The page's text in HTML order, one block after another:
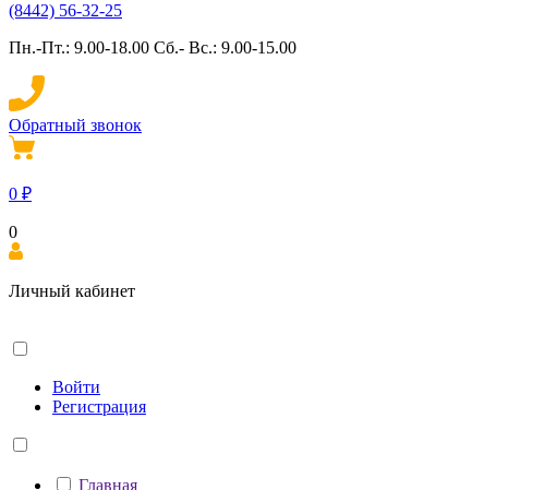
(8442) 56-32-25
Пн.-Пт.: 9.00-18.00 Сб.- Вс.: 9.00-15.00
Обратный звонок
0 ₽
0
Личный кабинет
Войти
Регистрация
Главная